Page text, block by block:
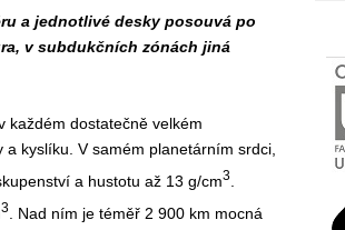
a jednotlivé desky posouvá po
v subdukčních zónách jiná
každém dostatečně velkém
kyslíku. V samém planetárním srdci,
a hustotu až 13 g/cm3.
3. Nad ním je téměř 2 900 km mocná